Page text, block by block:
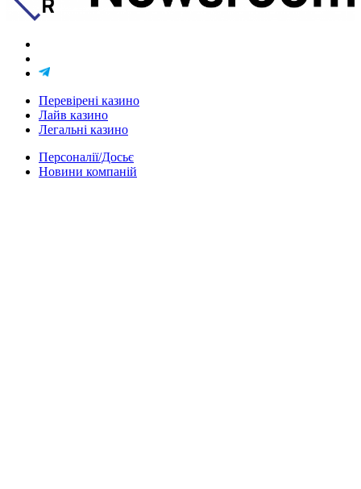
Перевірені казино
Лайв казино
Легальні казино
Персоналії/Досьє
Новини компаній